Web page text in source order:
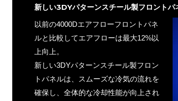
新しい3DYパターンスチール製フロント
以前の4000Dエアフローフロントパネ
ルと比較してエアフローは最大12%以
上向上。
新しい3DYパターンスチール製フロン
トパネルは、スムーズな冷気の流れを
確保し、全体的な冷却性能が向上され